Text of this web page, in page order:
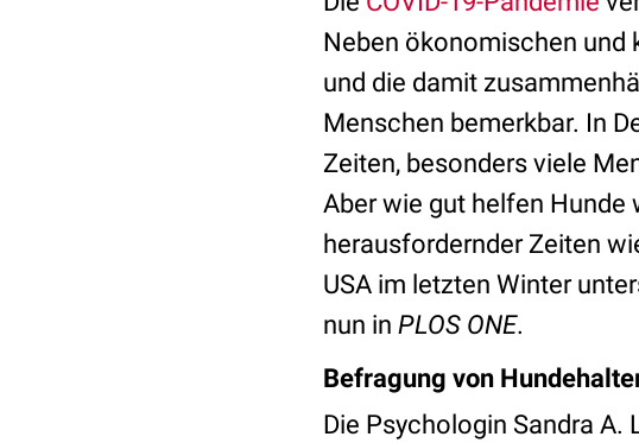
Neben ökonomischen und
und die damit
Menschen bemerkbar. In
Zeiten, besonders viele
Aber wie gut helfen Hunde
herausfordernder Zeiten
USA im letzten Winter
nun in PLOS ONE.
Befragung von
Die Psychologin Sandra A.